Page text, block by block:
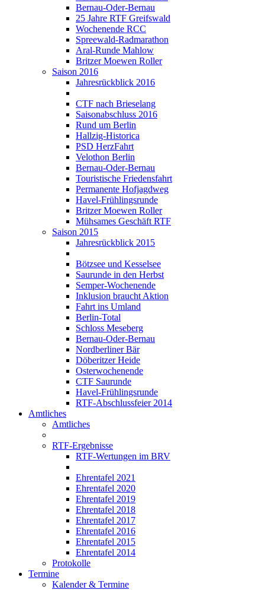
Bernau-Oder-Bernau
25 Jahre RTF Greifswald
Wochenende RCC
Spreewald-Radmarathon
Aral-Runde Mahlow
Britzer Moewen Roller
Saison 2016
Jahresrückblick 2016
CTF nach Brieselang
Saisonabschluss 2016
Rund um Berlin
Hallzig-Historica
PSD HerzFahrt
Velothon Berlin
Bernau-Oder-Bernau
Touristische Friedensfahrt
Permanente Hofjagdweg
Havel-Frühlingsrunde
Britzer Moewen Roller
Mühsames Geschäft RTF
Saison 2015
Jahresrückblick 2015
Bötzsee und Kesselsee
Saurunde in den Herbst
Semper-Wochenende
Inklusion braucht Aktion
Fahrt ins Umland
Berlin-Total
Schloss Meseberg
Bernau-Oder-Bernau
Nordberliner Bär
Döberitzer Heide
Osterwochenende
CTF Saurunde
Havel-Frühlingsrunde
RTF-Abschlussfeier 2014
Amtliches
Amtliches
RTF-Ergebnisse
RTF-Wertungen im BRV
Ehrentafel 2021
Ehrentafel 2020
Ehrentafel 2019
Ehrentafel 2018
Ehrentafel 2017
Ehrentafel 2016
Ehrentafel 2015
Ehrentafel 2014
Protokolle
Termine
Kalender & Termine